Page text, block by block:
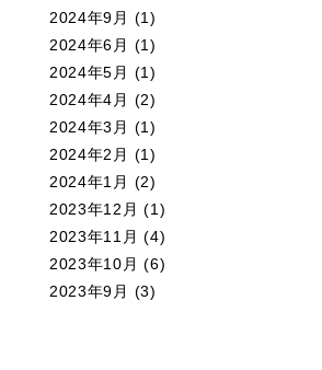
2024年9月 (1)
2024年6月 (1)
2024年5月 (1)
2024年4月 (2)
2024年3月 (1)
2024年2月 (1)
2024年1月 (2)
2023年12月 (1)
2023年11月 (4)
2023年10月 (6)
2023年9月 (3)